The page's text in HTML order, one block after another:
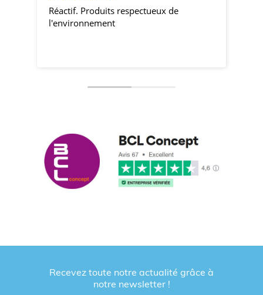
Réactif. Produits respectueux de
l'environnement
Recevez toute notre actualité grâce à
notre newsletter !